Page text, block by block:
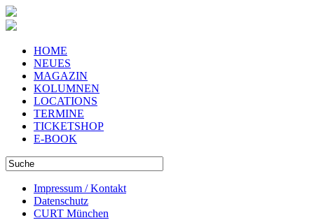
HOME
NEUES
MAGAZIN
KOLUMNEN
LOCATIONS
TERMINE
TICKETSHOP
E-BOOK
Impressum / Kontakt
Datenschutz
CURT München